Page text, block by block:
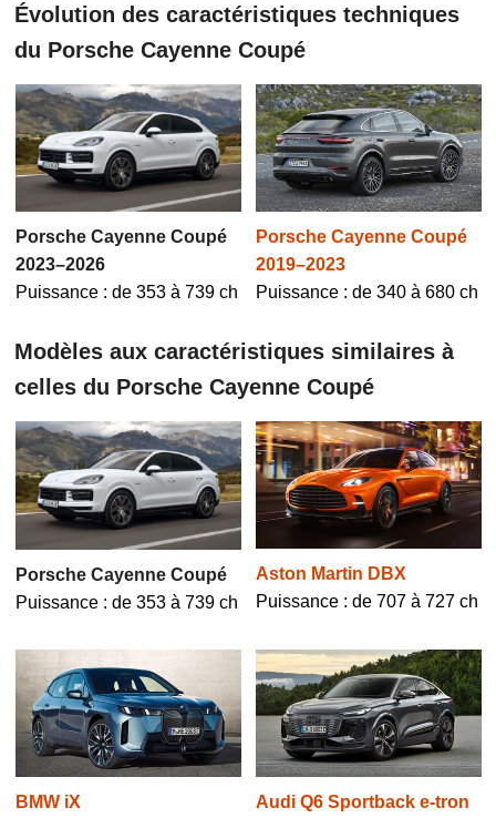
Évolution des caractéristiques techniques
du Porsche Cayenne Coupé
Porsche Cayenne Coupé
2023–2026
Puissance : de 353 à 739 ch
Porsche Cayenne Coupé
2019–2023
Puissance : de 340 à 680 ch
Modèles aux caractéristiques similaires à
celles du Porsche Cayenne Coupé
Porsche Cayenne Coupé
Puissance : de 353 à 739 ch
Aston Martin DBX
Puissance : de 707 à 727 ch
BMW iX
Audi Q6 Sportback e-tron